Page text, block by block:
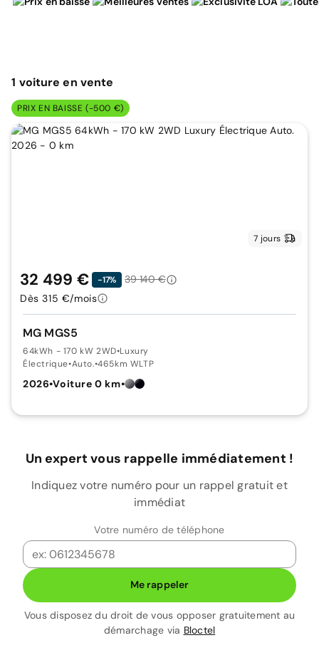
1 voitureen vente
PRIX EN BAISSE (-500 €)
7 jours
MG MGS5
64kWh - 170 kW 2WD•Luxury
Électrique•Auto.•465km WLTP
2026•Voiture 0 km•
32 499 € -17%
39 140 €
Dès 315 €/mois
Un expert vous rappelle immédiatement !
Indiquez votre numéro pour un rappel gratuit et
immédiat
Votre numéro de téléphone
Me rappeler
Vous disposez du droit de vous opposer gratuitement au
démarchage via Bloctel